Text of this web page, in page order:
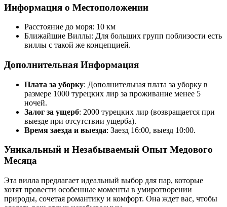
Информация о Местоположении
Расстояние до моря: 10 км
Ближайшие Виллы: Для больших групп поблизости есть
виллы с такой же концепцией.
Дополнительная Информация
Плата за уборку: Дополнительная плата за уборку в
размере 1000 турецких лир за проживание менее 5
ночей.
Залог за ущерб: 2000 турецких лир (возвращается при
выезде при отсутствии ущерба).
Время заезда и выезда: Заезд 16:00, выезд 10:00.
Уникальный и Незабываемый Опыт Медового
Месяца
Эта вилла предлагает идеальный выбор для пар, которые
хотят провести особенные моменты в умиротворении
природы, сочетая романтику и комфорт. Она ждет вас, чтобы